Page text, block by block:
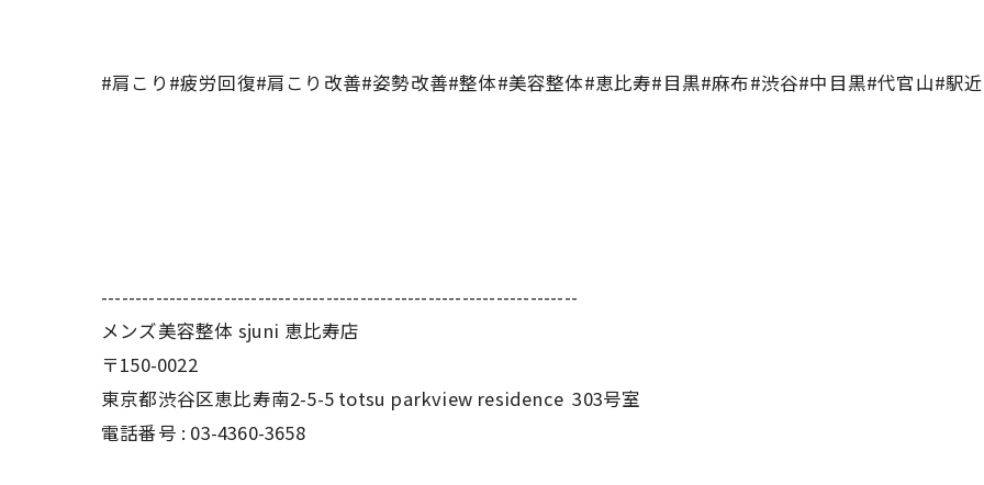
#肩こり#疲労回復#肩こり改善#姿勢改善#整体#美容整体#恵比寿#目黒#麻布#渋谷#中目黒#代官山#駅
----------------------------------------------------------------------
メンズ美容整体 sjuni 恵比寿店
〒150-0022
東京都渋谷区恵比寿南2-5-5 totsu parkview residence 303号室
電話番号 : 03-4360-3658